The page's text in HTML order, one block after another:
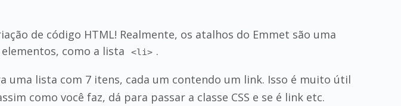
de código HTML! Realmente, os atalhos do Emmet são uma
como a lista
<li> .
uma lista com 7 itens, cada um contendo um link. Isso é muito útil
como você faz, dá para passar a classe CSS e se é link etc.